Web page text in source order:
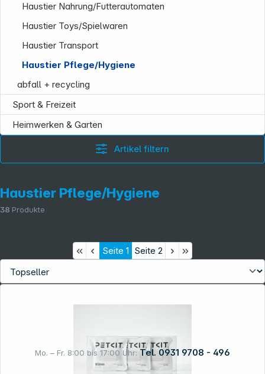
Mo. – Fr. 8:00 bis 17:00 Uhr: Tel. 0931 9708 - 496
Haustier Nahrung/Futterautomaten
Haustier Toys/Spielwaren
Haustier Transport
Haustier Pflege/Hygiene
abfall + recycling
Sport & Freizeit
Heimwerken & Garten
Artikel filtern
Haustier Pflege/Hygiene
38 Produkte
Seite 1 Seite 2